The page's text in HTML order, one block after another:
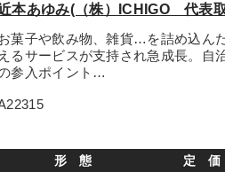
本あゆみ(（株）ICHIGO 代表
菓子や飲み物、雑貨…を詰め込ん
えるサービスが支持され急成長。自
参入ポイント…
形 態 定 価